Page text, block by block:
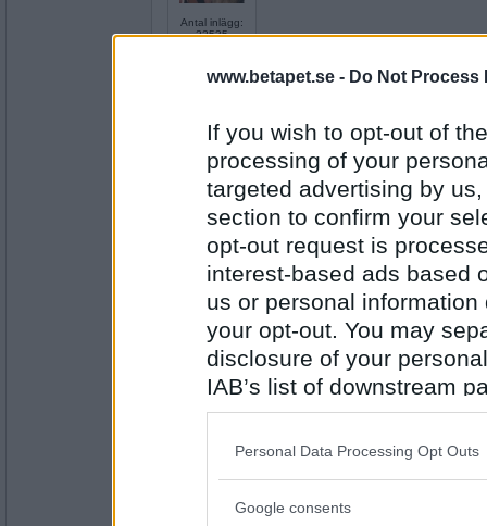
www.betapet.se - Do Not Process
If you wish to opt-out of
processing of your
targeted advertising by
section to confirm your
opt-out request is
interest-based ads based
us or personal
your opt-out. You may
disclosure of your
IAB’s list of downstream
also be disclosed by us
Downstream Participants
Please note that this
Personal Data Processing Opt Outs
Google consents
Antal inlägg:
22535
Wulfenia- Ej medlem längre
Antal inlägg:
1898
Beata72
Antal inlägg: 121
Jag är nybörjare på Betapet.
Antal inlägg:
Trött efter att ha kört bil hela förmiddagen